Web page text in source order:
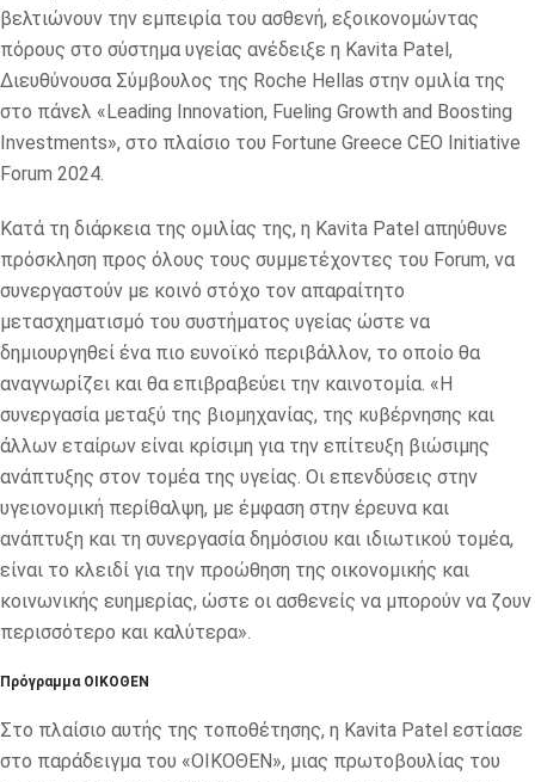
βελτιώνουν την εμπειρία του ασθενή, εξοικονομώντας
πόρους στο σύστημα υγείας ανέδειξε η Kavita Patel,
Διευθύνουσα Σύμβουλος της Roche Hellas στην ομιλία της
στο πάνελ «Leading Innovation, Fueling Growth and Boosting
Investments», στο πλαίσιο του Fortune Greece CEO Initiative
Forum 2024.
Κατά τη διάρκεια της ομιλίας της, η Kavita Patel απηύθυνε
πρόσκληση προς όλους τους συμμετέχοντες του Forum, να
συνεργαστούν με κοινό στόχο τον απαραίτητο
μετασχηματισμό του συστήματος υγείας ώστε να
δημιουργηθεί ένα πιο ευνοϊκό περιβάλλον, το οποίο θα
αναγνωρίζει και θα επιβραβεύει την καινοτομία. «Η
συνεργασία μεταξύ της βιομηχανίας, της κυβέρνησης και
άλλων εταίρων είναι κρίσιμη για την επίτευξη βιώσιμης
ανάπτυξης στον τομέα της υγείας. Οι επενδύσεις στην
υγειονομική περίθαλψη, με έμφαση στην έρευνα και
ανάπτυξη και τη συνεργασία δημόσιου και ιδιωτικού τομέα,
είναι το κλειδί για την προώθηση της οικονομικής και
κοινωνικής ευημερίας, ώστε οι ασθενείς να μπορούν να ζουν
περισσότερο και καλύτερα».
Πρόγραμμα ΟΙΚΟΘΕΝ
Στο πλαίσιο αυτής της τοποθέτησης, η Kavita Patel εστίασε
στο παράδειγμα του «ΟΙΚΟΘΕΝ», μιας πρωτοβουλίας του